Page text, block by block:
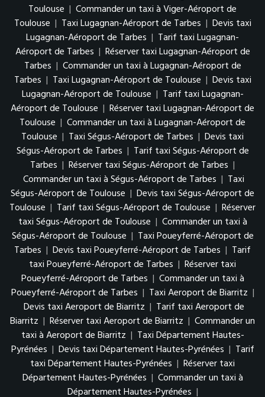
Toulouse | Commander un taxi à Viger-Aéroport de
Toulouse | Taxi Lugagnan-Aéroport de Tarbes | Devis taxi
Lugagnan-Aéroport de Tarbes | Tarif taxi Lugagnan-
Aéroport de Tarbes | Réserver taxi Lugagnan-Aéroport de
Tarbes | Commander un taxi à Lugagnan-Aéroport de
Tarbes | Taxi Lugagnan-Aéroport de Toulouse | Devis taxi
Lugagnan-Aéroport de Toulouse | Tarif taxi Lugagnan-
Aéroport de Toulouse | Réserver taxi Lugagnan-Aéroport de
Toulouse | Commander un taxi à Lugagnan-Aéroport de
Toulouse | Taxi Ségus-Aéroport de Tarbes | Devis taxi
Ségus-Aéroport de Tarbes | Tarif taxi Ségus-Aéroport de
Tarbes | Réserver taxi Ségus-Aéroport de Tarbes |
Commander un taxi à Ségus-Aéroport de Tarbes | Taxi
Ségus-Aéroport de Toulouse | Devis taxi Ségus-Aéroport de
Toulouse | Tarif taxi Ségus-Aéroport de Toulouse | Réserver
taxi Ségus-Aéroport de Toulouse | Commander un taxi à
Ségus-Aéroport de Toulouse | Taxi Poueyferré-Aéroport de
Tarbes | Devis taxi Poueyferré-Aéroport de Tarbes | Tarif
taxi Poueyferré-Aéroport de Tarbes | Réserver taxi
Poueyferré-Aéroport de Tarbes | Commander un taxi à
Poueyferré-Aéroport de Tarbes | Taxi Aeroport de Biarritz |
Devis taxi Aeroport de Biarritz | Tarif taxi Aeroport de
Biarritz | Réserver taxi Aeroport de Biarritz | Commander un
taxi à Aeroport de Biarritz | Taxi Département Hautes-
Pyrénées | Devis taxi Département Hautes-Pyrénées | Tarif
taxi Département Hautes-Pyrénées | Réserver taxi
Département Hautes-Pyrénées | Commander un taxi à
Département Hautes-Pyrénées |